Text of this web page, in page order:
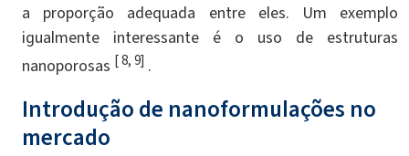
a proporção adequada entre eles. Um exemplo
igualmente interessante é o uso de estruturas
nanoporosas [ 8, 9] .
Introdução de nanoformulações no
mercado